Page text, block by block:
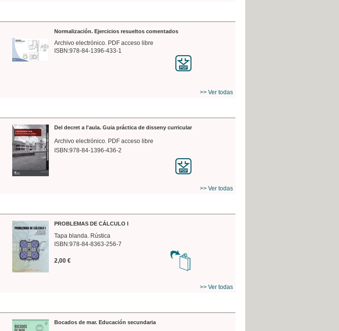
Normalización. Ejercicios resueltos comentados
Archivo electrónico. PDF acceso libre
ISBN:978-84-1396-433-1
>> Ver todas
Del decret a l'aula. Guia práctica de disseny curricular
Archivo electrónico. PDF acceso libre
ISBN:978-84-1396-436-2
>> Ver todas
PROBLEMAS DE CÁLCULO I
Tapa blanda. Rústica
ISBN:978-84-8363-256-7
2,00 €
>> Ver todas
Bocados de mar. Educación secundaria